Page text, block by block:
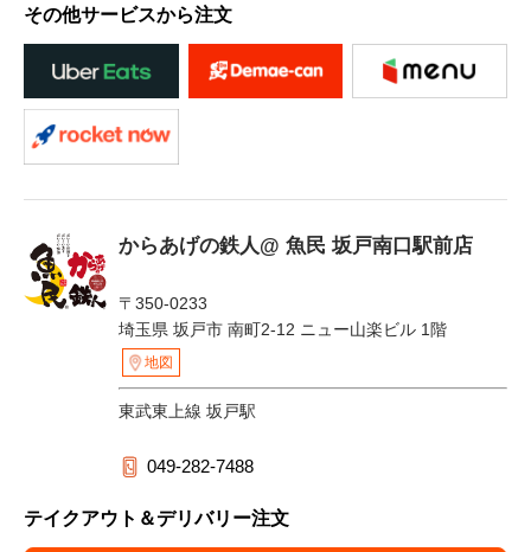
その他サービスから注文
からあげの鉄人@ 魚民 坂戸南口駅前店
〒350-0233
埼玉県 坂戸市 南町2-12 ニュー山楽ビル 1階
地図
東武東上線 坂戸駅
049-282-7488
テイクアウト＆デリバリー注文